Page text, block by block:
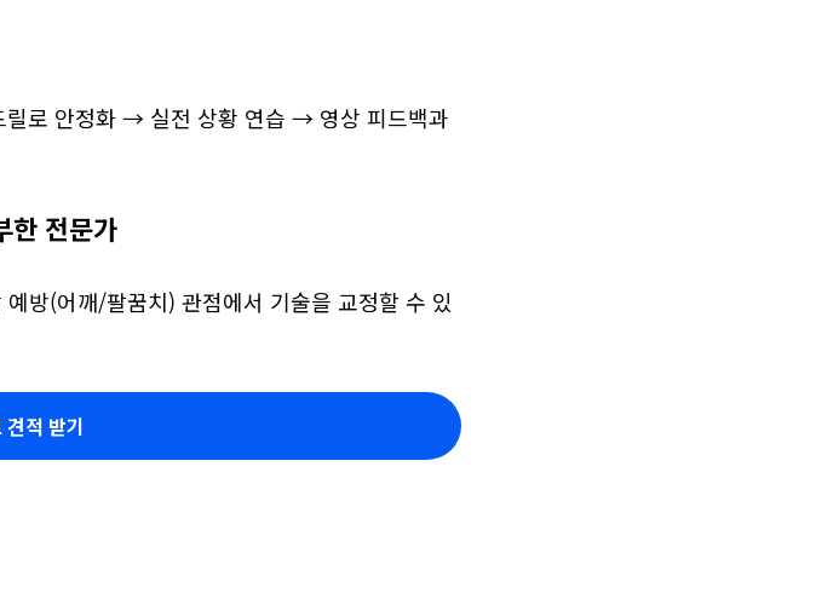
로 안정화 → 실전 상황 연습 → 영상 피드백과
한 전문가
방(어깨/팔꿈치) 관점에서 기술을 교정할 수 있
견적 받기